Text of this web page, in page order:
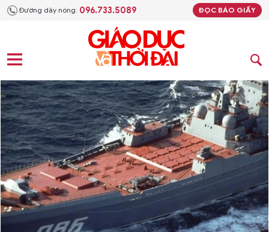
Đường dây nóng: 096.733.5089 ĐỌC BÁO GIẤY